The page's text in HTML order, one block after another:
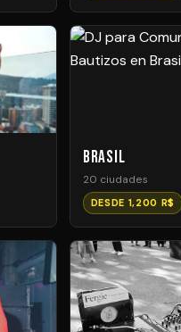
Brasil
20 ciudades
DESDE 1,200 R$